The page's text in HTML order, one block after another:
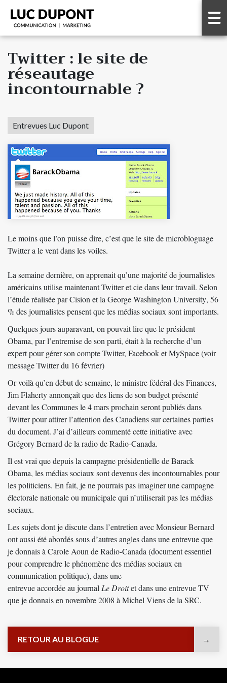
Twitter : le site de
réseautage
incontournable ?
Entrevues Luc Dupont
Le moins que l’on puisse dire, c’est que le site de microbloguage
Twitter a le vent dans les voiles.
La semaine dernière, on apprenait qu’une majorité de journalistes
américains utilise maintenant Twitter et cie dans leur travail. Selon
l’étude réalisée parCision et la George Washington University, 56
% des journalistes pensent que les médias sociaux sont importants.
Quelques jours auparavant, on pouvait lire que le président
Obama, par l’entremise de son parti, était à la recherche d’un
expert pour gérer son compte Twitter, Facebook et MySpace (voir
message Twitter du 16 février)
Or voilà qu’en début de semaine, le ministre fédéral des Finances,
Jim Flaherty annonçait que des liens de son budget présenté
devant les Communes le 4 mars prochain seront publiés dans
Twitter pour attirer l’attention des Canadiens sur certaines parties
du document. J’ai d’ailleurs commenté cette initiative avec
Grégory Bernard de la radio de Radio-Canada.
Il est vrai que depuis la campagne présidentielle de Barack
Obama, les médias sociaux sont devenus des incontournables pour
les politiciens. En fait, je ne pourrais pas imaginer une campagne
électorale nationale ou municipale qui n’utiliserait pas les médias
sociaux.
Les sujets dont je discute dans l’entretien avec Monsieur Bernard
ont aussi été abordés sous d’autres angles dans une entrevue que
je donnais à Carole Aoun de Radio-Canada (document essentiel
pour comprendre le phénomène des médias sociaux en
communication politique), dans une
entrevue accordée au journal Le Droitet dans une entrevue TV
que je donnais en novembre 2008 à Michel Viens de la SRC.
RETOUR AU BLOGUE